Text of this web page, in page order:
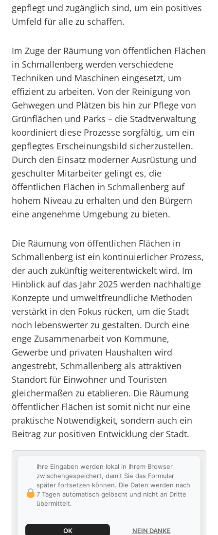
gepflegt und zugänglich sind, um ein positives
Umfeld für alle zu schaffen.
Im Zuge der Räumung von öffentlichen Flächen
in Schmallenberg werden verschiedene
Techniken und Maschinen eingesetzt, um
effizient zu arbeiten. Von der Reinigung von
Gehwegen und Plätzen bis hin zur Pflege von
Grünflächen und Parks – die Stadtverwaltung
koordiniert diese Prozesse sorgfältig, um ein
gepflegtes Erscheinungsbild sicherzustellen.
Durch den Einsatz moderner Ausrüstung und
geschulter Mitarbeiter gelingt es, die
öffentlichen Flächen in Schmallenberg auf
hohem Niveau zu erhalten und den Bürgern
eine angenehme Umgebung zu bieten.
Die Räumung von öffentlichen Flächen in
Schmallenberg ist ein kontinuierlicher Prozess,
der auch zukünftig weiterentwickelt wird. Im
Hinblick auf das Jahr 2025 werden nachhaltige
Konzepte und umweltfreundliche Methoden
verstärkt in den Fokus rücken, um die Stadt
noch lebenswerter zu gestalten. Durch eine
enge Zusammenarbeit von Kommune,
Gewerbe und privaten Haushalten wird
angestrebt, Schmallenberg als attraktiven
Standort für Einwohner und Touristen
gleichermaßen zu etablieren. Die Räumung
öffentlicher Flächen ist somit nicht nur eine
praktische Notwendigkeit, sondern auch ein
Beitrag zur positiven Entwicklung der Stadt.
Ihre Eingaben werden lokal in Ihrem Browser
zwischengespeichert, damit Sie das Formular
später fortsetzen können. Die Daten werden nach
7 Tagen automatisch gelöscht und nicht an Dritte
übermittelt.
OK NEIN DANKE